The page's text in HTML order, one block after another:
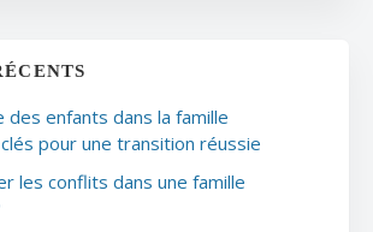
des enfants dans la famille
pour une transition réussie
les conflits dans une famille